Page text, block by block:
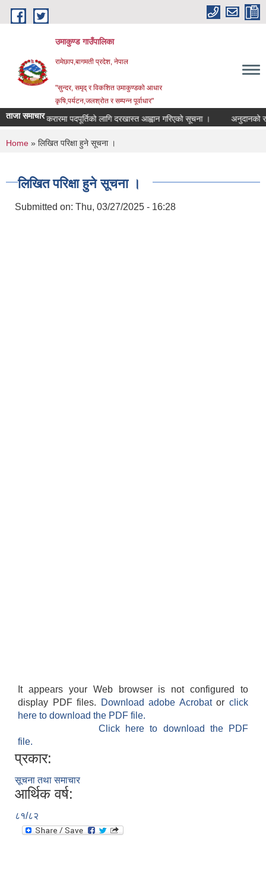
Skip to main content
उमाकुण्ड गाउँपालिका
रामेछाप,बागमती प्रदेश, नेपाल
"सुन्दर, समृद् र विकशित उमाकुण्डको आधार
कृषि,पर्यटन,जलश्रोत र सम्पन्न पूर्वाधार"
ताजा समाचार
सेवा करारमा पदपूर्तिको लागि दरखास्त आह्वान गरिएको सूचना । अनुदानको
You are here
Home » लिखित परिक्षा हुने सूचना ।
लिखित परिक्षा हुने सूचना ।
Submitted on: Thu, 03/27/2025 - 16:28
It appears your Web browser is not configured to
display PDF files.
Download adobe Acrobatorclick
here to download the PDF file.
Click here to download the PDF
file.
प्रकार:
सूचना तथा समाचार
आर्थिक वर्ष:
८१/८२